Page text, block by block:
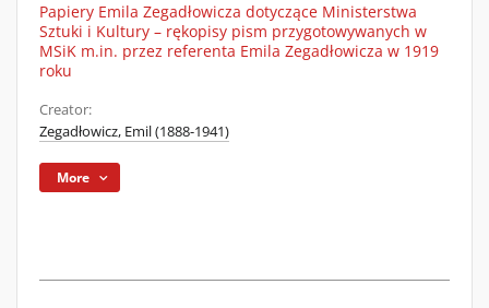
Papiery Emila Zegadłowicza dotyczące Ministerstwa
Sztuki i Kultury – rękopisy pism przygotowywanych w
MSiK m.in. przez referenta Emila Zegadłowicza w 1919
roku
Creator:
Zegadłowicz, Emil (1888-1941)
More